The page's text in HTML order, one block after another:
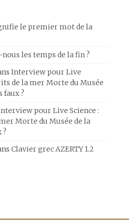
le premier mot de la
les temps de la fin ?
Interview pour Live
de la mer Morte du Musée
faux ?
pour Live Science :
Morte du Musée de la
?
Clavier grec AZERTY 1.2